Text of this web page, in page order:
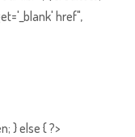
href",
} else { ?>